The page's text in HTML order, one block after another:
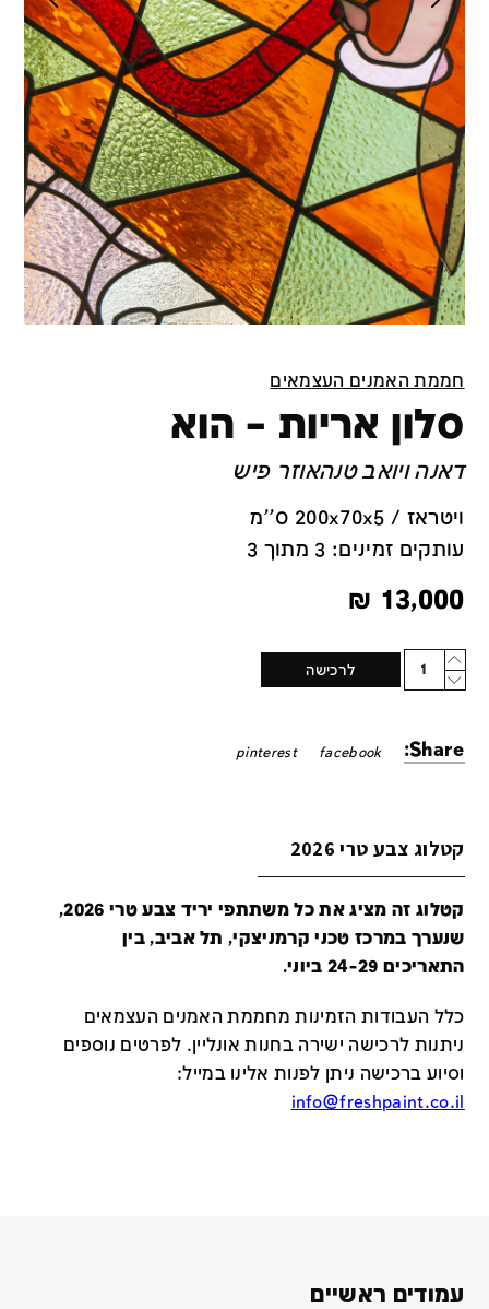
חממת האמנים העצמאים
סלון אריות – הוא
דאנה ויואב טנהאוזר פיש
ויטראז / 200x70x5 ס''מ
עותקים זמינים: 3 מתוך 3
13,000
₪
Quantity
לרכישה
Share:
facebook
pinterest
קטלוג צבע טרי 2026
קטלוג זה מציג את כל משתתפי יריד צבע טרי 2026,
שנערך במרכז טכני קרמניצקי, תל אביב, בין
התאריכים 24-29 ביוני.
כלל העבודות הזמינות מחממת האמנים העצמאים
ניתנות לרכישה ישירה בחנות אונליין. לפרטים נוספים
וסיוע ברכישה ניתן לפנות אלינו במייל:
info@freshpaint.co.il
עמודים ראשיים